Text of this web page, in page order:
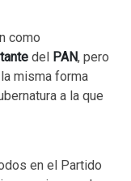
como
del PAN, pero
misma forma
a la que
en el Partido